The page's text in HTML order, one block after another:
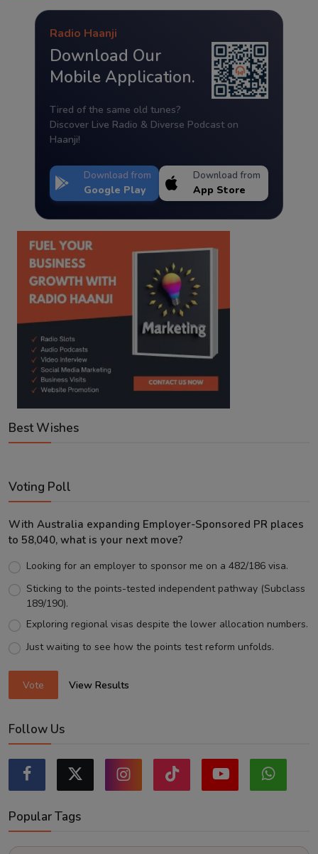
Radio Haanji
Download Our
Mobile Application.
Tired of the same old tunes?
Discover Live Radio & Diverse Podcast on
Haanji!
Download from
Google Play
Download from
App Store
Best Wishes
Voting Poll
With Australia expanding Employer-Sponsored PR places
to 58,040, what is your next move?
Looking for an employer to sponsor me on a 482/186 visa.
Sticking to the points-tested independent pathway (Subclass
189/190).
Exploring regional visas despite the lower allocation numbers.
Just waiting to see how the points test reform unfolds.
Vote View Results
Follow Us
Popular Tags